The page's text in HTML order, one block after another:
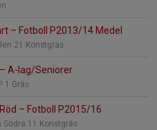
– Fotboll P2013/14 Medel
21 Konstgräs
– A-lag/Seniorer
1 Gräs
– Fotboll P2015/16
11 Konstgräs